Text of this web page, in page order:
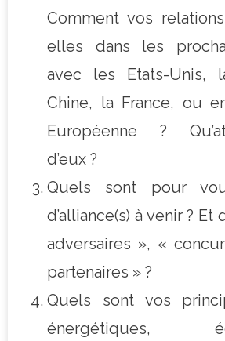
Comment vos
elles dans les
avec les Etats-Unis,
Chine, la France, ou
Européenne ?
d’eux ?
Quels sont pour
d’alliance(s) à venir ?
adversaires », «
partenaires » ?
Quels sont vos
énergétiques,